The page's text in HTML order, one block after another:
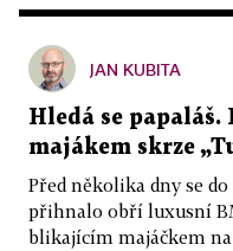
JAN KUBITA
Hledá se papaláš.
majákem skrze
Před několika dny se
přihnalo obří luxusní
blikajícím majáčkem na